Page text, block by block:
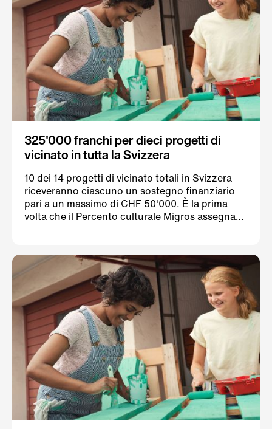
personale, ma assu- mono anche un grande
valore sociale.
325'000 franchi per dieci progetti di
vicinato in tutta la Svizzera
10 dei 14 progetti di vicinato totali in Svizzera
riceveranno ciascuno un sostegno finanziario
pari a un massimo di CHF 50'000. È la prima
volta che il Percento culturale Migros assegna
partecipazione attiva del pubblico avrà inizio ad
agosto 2023.